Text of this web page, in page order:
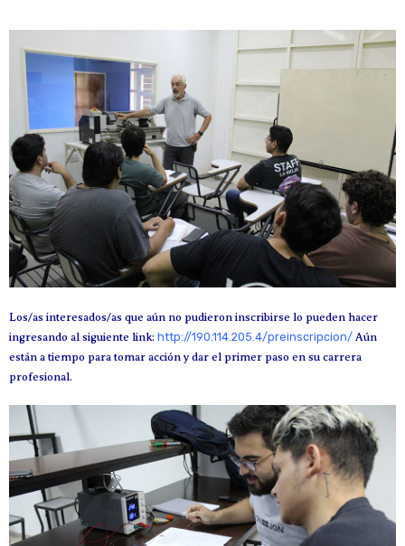
Los/as interesados/as que aún no pudieron inscribirse lo pueden hacer
ingresando al siguiente link: http://190.114.205.4/preinscripcion/ Aún
están a tiempo para tomar acción y dar el primer paso en su carrera
profesional.